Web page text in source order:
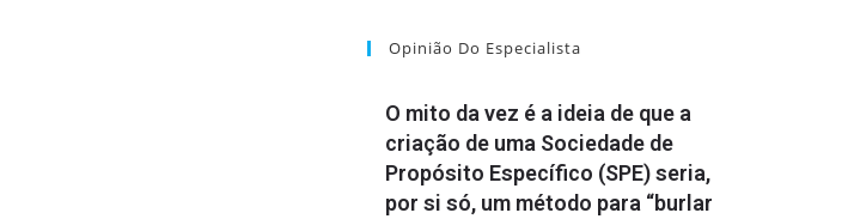
Opinião Do Especialista
O mito da vez é a ideia de que a
criação de uma Sociedade de
Propósito Específico (SPE) seria,
por si só, um método para “burlar